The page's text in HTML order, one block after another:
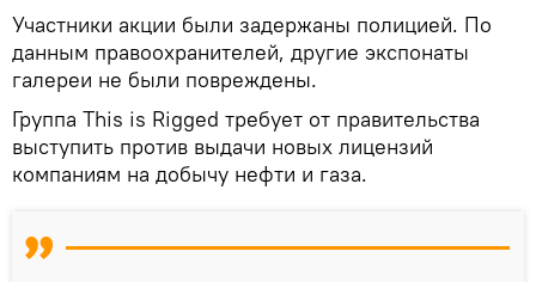
Участники акции были задержаны полицией. По
данным правоохранителей, другие экспонаты
галереи не были повреждены.
Группа This is Rigged требует от правительства
выступить против выдачи новых лицензий
компаниям на добычу нефти и газа.